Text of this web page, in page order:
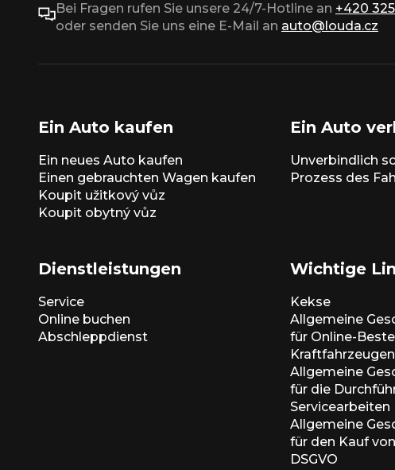
Bei Fragen rufen Sie unsere 24/7-Hotline an +420
oder senden Sie uns eine E-Mail an auto@louda.cz
Ein Auto kaufen
Ein neues Auto kaufen
Einen gebrauchten Wagen kaufen
Koupit užitkový vůz
Koupit obytný vůz
Ein Auto
Unverbindlich
Prozess des
Dienstleistungen
Service
Online buchen
Abschleppdienst
Wichtige
Kekse
Allgemeine
für Online-
Kraftfahrzeugen
Allgemeine
für die
Servicearbeiten
Allgemeine
für den Kauf
DSGVO